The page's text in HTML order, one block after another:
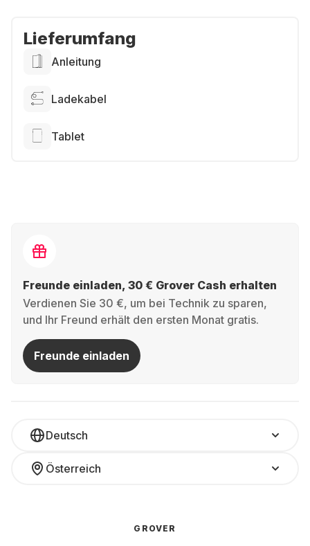
Lieferumfang
Anleitung
Ladekabel
Tablet
Freunde einladen, 30 € Grover Cash erhalten
Verdienen Sie 30 €, um bei Technik zu sparen,
und Ihr Freund erhält den ersten Monat gratis.
Freunde einladen
Deutsch
Österreich
GROVER